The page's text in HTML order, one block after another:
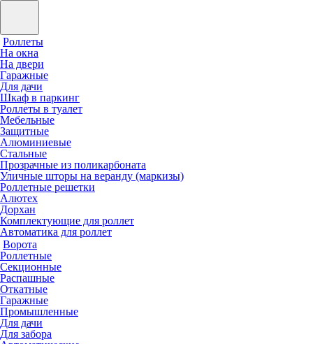
Роллеты
На окна
На двери
Гаражные
Для дачи
Шкаф в паркинг
Роллеты в туалет
Мебельные
Защитные
Алюминиевые
Стальные
Прозрачные из поликарбоната
Уличные шторы на веранду (маркизы)
Роллетные решетки
Алютех
Дорхан
Комплектующие для роллет
Автоматика для роллет
Ворота
Роллетные
Секционные
Распашные
Откатные
Гаражные
Промышленные
Для дачи
Для забора